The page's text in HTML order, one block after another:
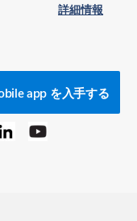
詳細情報
app を入手する